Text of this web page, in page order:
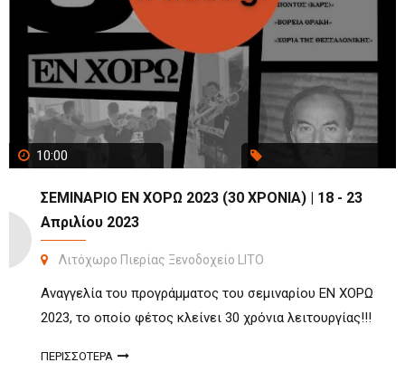
10:00
ΣΕΜΙΝΑΡΙΟ ΕΝ ΧΟΡΩ 2023 (30 ΧΡΟΝΙΑ) | 18 - 23
Απριλίου 2023
Λιτόχωρο Πιερίας Ξενοδοχείο LITO
Αναγγελία του προγράμματος του σεμιναρίου ΕΝ ΧΟΡΩ
2023, το οποίο φέτος κλείνει 30 χρόνια λειτουργίας!!!
ΠΕΡΙΣΣΟΤΕΡΑ